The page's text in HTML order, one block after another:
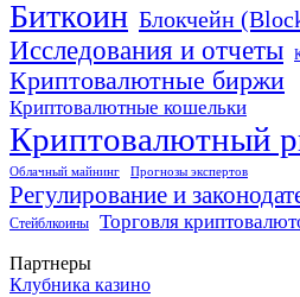
Биткоин Блокчейн
Исследования и отчеты
Криптовалютные биржи
Криптовалютные кошельки
Криптовалютный
Облачный майнинг Прогнозы экспертов
Регулирование и
Стейблкоины Торговля
Партнеры
Клубника казино